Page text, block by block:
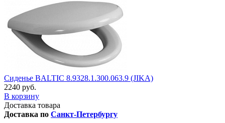
Сиденье BALTIC 8.9328.1.300.063.9 (JIKA)
2240 руб.
В корзину
Доставка товара
Доставка по Санкт-Петербургу